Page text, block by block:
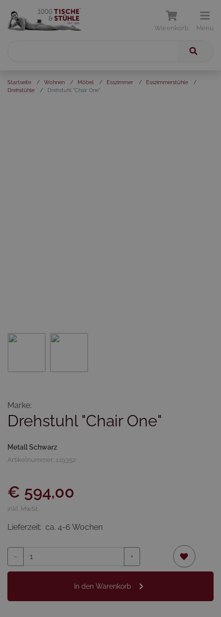
Warenkorb Menü
Startseite / Wohnen / Möbel / Esszimmer / Esszimmerstühle
/
Drehstühle
/ Drehstuhl "Chair One"
Marke:
Drehstuhl "Chair One"
Metall Schwarz
Artikelnummer: 119352
€ 594,00
inkl. MwSt.
Lieferzeit: ca. 4-6 Wochen
- +
In den Warenkorb